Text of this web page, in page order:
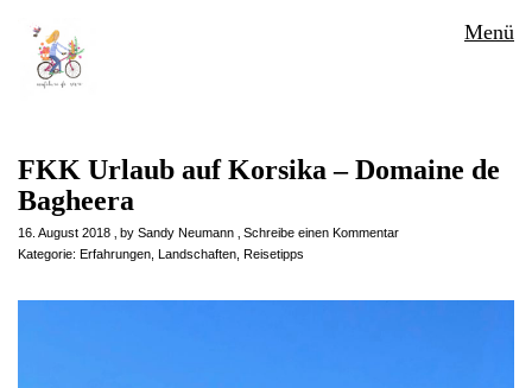
Menü
FKK Urlaub auf Korsika – Domaine de
Bagheera
16. August 2018 by Sandy Neumann
Schreibe einen Kommentar
Kategorie: Erfahrungen Landschaften Reisetipps